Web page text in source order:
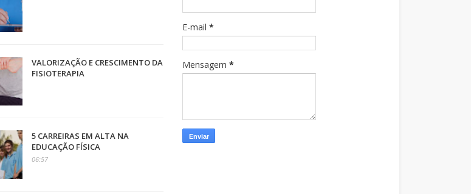
VALORIZAÇÃO E CRESCIMENTO DA
FISIOTERAPIA
5 CARREIRAS EM ALTA NA
EDUCAÇÃO FÍSICA
06:57
E-mail*
Mensagem*